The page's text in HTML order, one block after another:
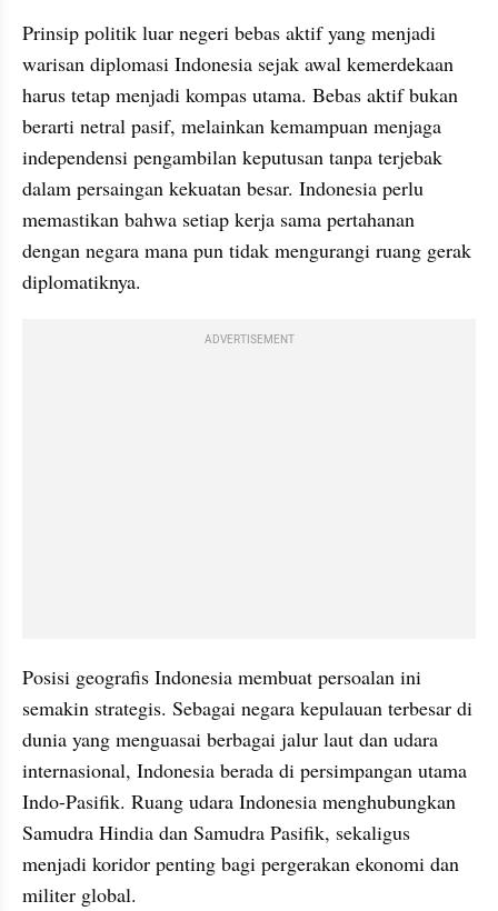
Prinsip politik luar negeri bebas aktif yang menjadi
warisan diplomasi Indonesia sejak awal kemerdekaan
harus tetap menjadi kompas utama. Bebas aktif bukan
berarti netral pasif, melainkan kemampuan menjaga
independensi pengambilan keputusan tanpa terjebak
dalam persaingan kekuatan besar. Indonesia perlu
memastikan bahwa setiap kerja sama pertahanan
dengan negara mana pun tidak mengurangi ruang gerak
diplomatiknya.
ADVERTISEMENT
Posisi geografis Indonesia membuat persoalan ini
semakin strategis. Sebagai negara kepulauan terbesar di
dunia yang menguasai berbagai jalur laut dan udara
internasional, Indonesia berada di persimpangan utama
Indo-Pasifik. Ruang udara Indonesia menghubungkan
Samudra Hindia dan Samudra Pasifik, sekaligus
menjadi koridor penting bagi pergerakan ekonomi dan
militer global.